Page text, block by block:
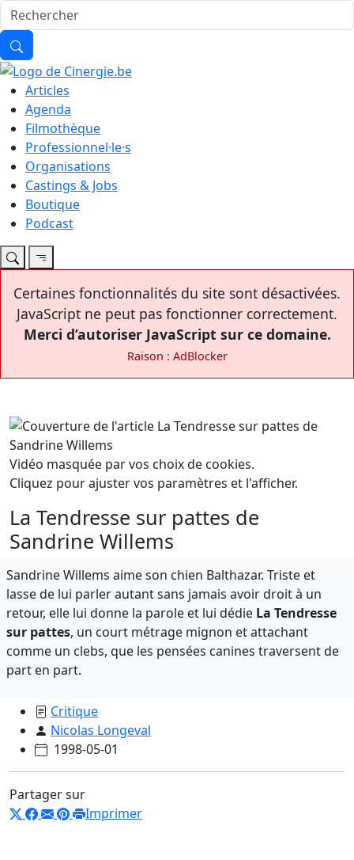
Articles
Agenda
Filmothèque
Professionnel·le·s
Organisations
Castings & Jobs
Boutique
Podcast
Certaines fonctionnalités du site sont désactivées.
JavaScript ne peut pas fonctionner correctement.
Merci d’autoriser JavaScript sur ce domaine.
Raison : AdBlocker
Vidéo masquée par vos choix de cookies.
Cliquez pour ajuster vos paramètres et l'afficher.
La Tendresse sur pattes de
Sandrine Willems
Sandrine Willems aime son chien Balthazar. Triste et
lasse de lui parler autant sans jamais avoir droit à un
retour, elle lui donne la parole et lui dédie La Tendresse
sur pattes, un court métrage mignon et attachant
comme un clebs, que les pensées canines traversent de
part en part.
Critique
Nicolas Longeval
1998-05-01
Partager sur
Imprimer